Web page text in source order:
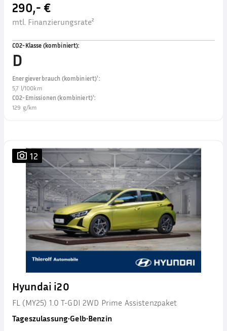
290,- €
mtl. Finanzierungsrate²
CO2-Klasse (kombiniert):
D
Energieverbrauch (kombiniert)¹:
5,7 l/100km
CO2-Emissionen (kombiniert)¹:
129 g/km
12
Hyundai i20
FL (MY25) 1.0 T-GDI 2WD Prime Assistenzpaket
Tageszulassung•Gelb•Benzin